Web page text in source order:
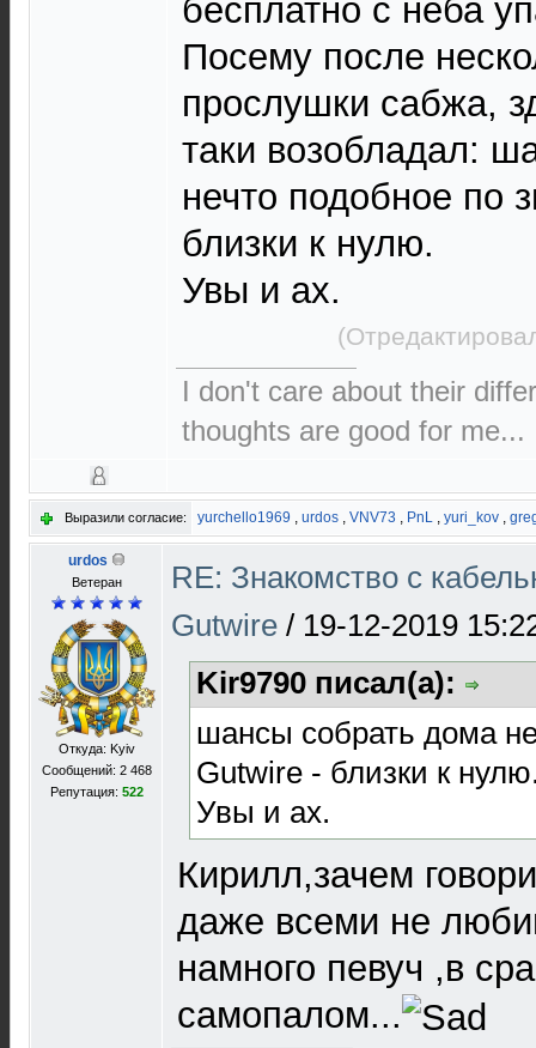
бесплатно с неба
Посему после
прослушки сабжа,
таки возобладал:
нечто подобное по
близки к нулю.
Увы и ах.
I don't care about their
thoughts are good for me...
Выразили согласие: yurchello1969 , urdos , VNV73 , PnL , yuri_kov ,
urdos
Ветеран
Откуда: Kyiv
Сообщений: 2 468
Репутация: 522
RE: Знакомство с
Gutwire / 19-12-2019
Kir9790 писал(а):
шансы собрать дома
Gutwire - близки к
Увы и ах.
Кирилл,зачем
даже всеми не
намного певуч ,в
самопалом...